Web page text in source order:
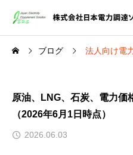
ブログ 法人向け電
原油、LNG、石炭、電力価
（2026年6月1日時点）
2026.06.03